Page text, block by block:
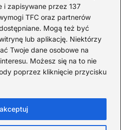
i zapisywane przez 137
TFC oraz partnerów
Mogą też być
lub aplikację. Niektórzy
Twoje dane osobowe na
Możesz się na to nie
poprzez kliknięcie przycisku
02
ciekawostki o
Kolumbie
20
ciekawostki o
16